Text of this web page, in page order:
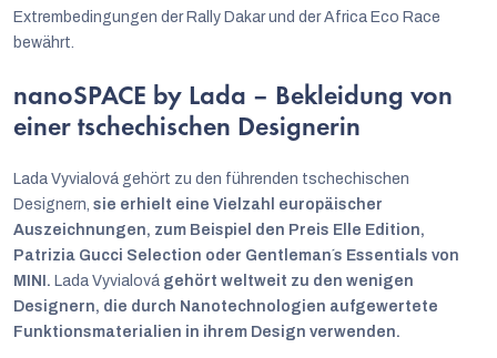
Extrembedingungen der Rally Dakar und der Africa Eco Race
bewährt.
nanoSPACE by Lada – Bekleidung von
einer tschechischen Designerin
Lada Vyvialová gehört zu den führenden tschechischen
Designern, sie erhielt eine Vielzahl europäischer
Auszeichnungen, zum Beispiel den Preis Elle Edition,
Patrizia Gucci Selection oder Gentleman´s Essentials von
MINI. Lada Vyvialová gehört weltweit zu den wenigen
Designern, die durch Nanotechnologien aufgewertete
Funktionsmaterialien in ihrem Design verwenden.